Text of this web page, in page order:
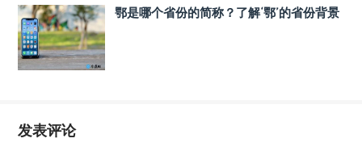
鄂是哪个省份的简称？了解‘鄂’的省份背景
发表评论